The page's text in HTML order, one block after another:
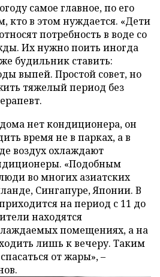
самое главное, по его
кто в этом нуждается. «Дети
потребность в воде со
Их нужно поить иногда
будильник ставить:
выпей. Простой совет, но
тяжелый период без
нет кондиционера, он
время не в парках, а в
воздух охлаждают
«Подобным
во многих азиатских
Сингапуре, Японии. В
на период с 11 до
находятся
помещениях, а на
лишь к вечеру. Таким
от жары», –